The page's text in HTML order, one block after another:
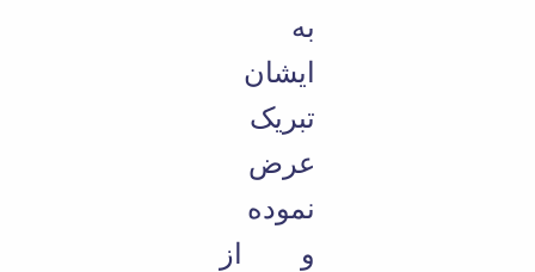
به
ایشان
تبریک
عرض
نموده
و از